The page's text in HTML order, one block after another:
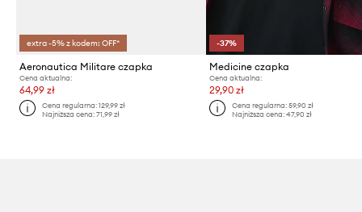
extra -5% z kodem: OFF*
Aeronautica Militare czapka
Cena aktualna:
64,99 zł
Cena regularna:129,99 zł
Najniższa cena:71,99 zł
-37%
Medicine czapka
Cena aktualna:
29,90 zł
Cena regularna: 59,90 zł
Najniższa cena: 47,90 zł